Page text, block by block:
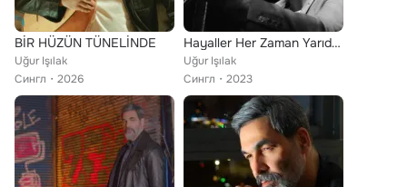
BİR HÜZÜN TÜNELİNDE
Uğur Işılak
Сингл
2026
Hayaller Her Zaman Yarıda Kalır
Uğur Işılak
Сингл
2023